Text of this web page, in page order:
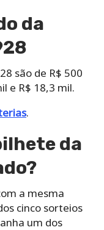
da
são de R$ 500
e R$ 18,3 mil.
.
da
a mesma
cinco sorteios
um dos